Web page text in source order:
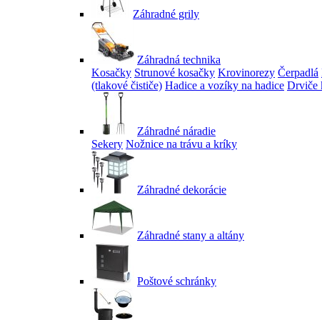
Záhradné grily
Záhradná technika
Kosačky Strunové kosačky Krovinorezy Čerpadlá
(tlakové čističe) Hadice a vozíky na hadice Drviče
Záhradné náradie
Sekery Nožnice na trávu a kríky
Záhradné dekorácie
Záhradné stany a altány
Poštové schránky